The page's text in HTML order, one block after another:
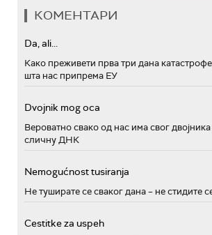
КОМЕНТАРИ
Da, ali...
Како преживети прва три дана
шта нас припрема ЕУ
Dvojnik mog oca
Вероватно свако од нас има свог
сличну ДНК
Nemogućnost tusiranja
Не туширате се сваког дана – не стидите
Cestitke za uspeh